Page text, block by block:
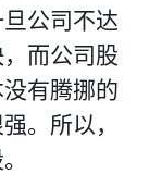
公司不达
而公司股
有腾挪的
。所以，